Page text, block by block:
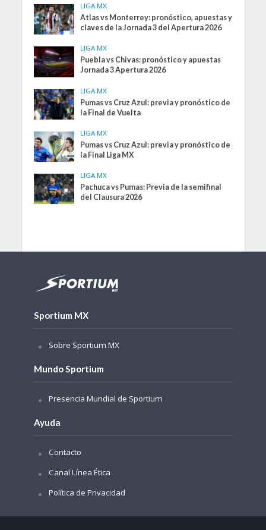
LIGA MX
Atlas vs Monterrey: pronóstico, apuestas y
claves de la Jornada 3 del Apertura 2026
LIGA MX
Puebla vs Chivas: pronóstico y apuestas
Jornada 3 Apertura 2026
LIGA MX
Pumas vs Cruz Azul: previa y pronóstico de
la Final de Vuelta
LIGA MX
Pumas vs Cruz Azul: previa y pronóstico de
la Final Liga MX
LIGA MX
Pachuca vs Pumas: Previa de la semifinal
del Clausura 2026
Sportium MX
Sobre Sportium MX
Mundo Sportium
Presencia Mundial de Sportium
Ayuda
Contacto
Canal Línea Ética
Política de Privacidad